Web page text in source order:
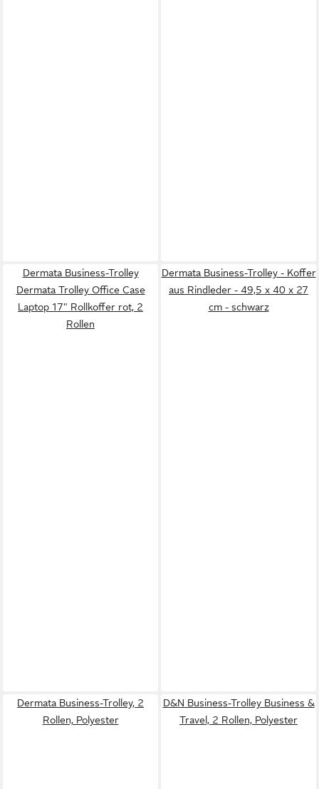
Dermata Business-Trolley
Dermata Trolley Office Case
Laptop 17" Rollkoffer rot, 2
Rollen
Dermata Business-Trolley - Koffer
aus Rindleder - 49,5 x 40 x 27
cm - schwarz
Dermata Business-Trolley, 2
Rollen, Polyester
D&N Business-Trolley Business &
Travel, 2 Rollen, Polyester